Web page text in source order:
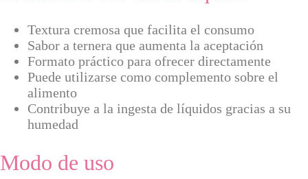
Textura cremosa que facilita el consumo
Sabor a ternera que aumenta la aceptación
Formato práctico para ofrecer directamente
Puede utilizarse como complemento sobre el
alimento
Contribuye a la ingesta de líquidos gracias a su
humedad
Modo de uso